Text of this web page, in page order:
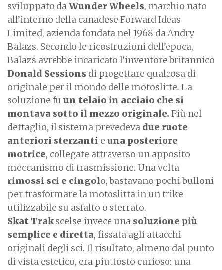
sviluppato daWunder Wheels, marchio nato
all’interno della canadese Forward Ideas
Limited, azienda fondata nel 1968 da Andry
Balazs. Secondo le ricostruzioni dell’epoca,
Balazs avrebbe incaricato l’inventore britannico
Donald Sessions di progettare qualcosa di
originale per il mondo delle motoslitte. La
soluzione fu un telaio in acciaio che si
montava sotto il mezzo originale. Più nel
dettaglio, il sistema prevedeva due ruote
anteriori sterzanti e una posteriore
motrice, collegate attraverso un apposito
meccanismo di trasmissione. Una volta
rimossi sci e cingolo, bastavano pochi bulloni
per trasformare la motoslitta in un trike
utilizzabile su asfalto o sterrato.
Skat Trak scelse invece una soluzione più
semplice e diretta, fissata agli attacchi
originali degli sci. Il risultato, almeno dal punto
di vista estetico, era piuttosto curioso: una